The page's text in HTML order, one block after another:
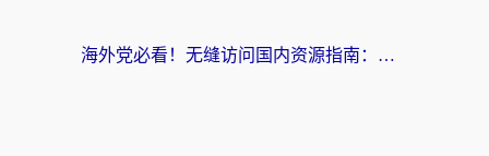
海外党必看！无缝访问国内资源指南：从vpn官网下载到加速器选择（附番茄实测）